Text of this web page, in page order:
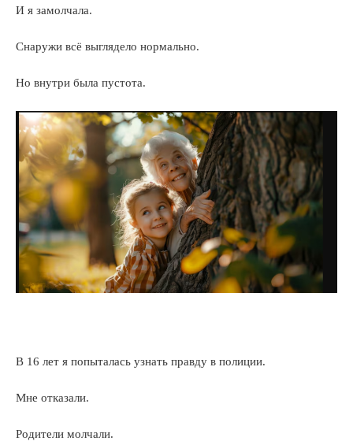
И я замолчала.
Снаружи всё выглядело нормально.
Но внутри была пустота.
В 16 лет я попыталась узнать правду в полиции.
Мне отказали.
Родители молчали.